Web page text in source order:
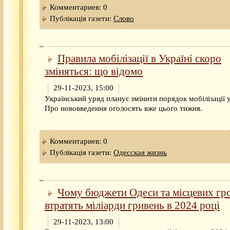
Комментариев: 0
Публікація газети: Слово
Правила мобілізації в Україні скоро
зміняться: що відомо
29-11-2023, 15:00
Український уряд планує змінити порядок мобілізації
Про нововведення оголосять вже цього тижня.
Комментариев: 0
Публікація газети: Одесская жизнь
Чому бюджети Одеси та місцевих
втратять міліарди гривень в 2024 році
29-11-2023, 13:00